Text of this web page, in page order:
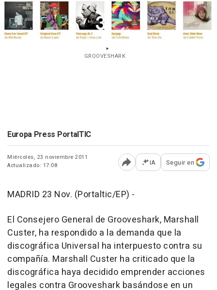
GROOVESHARK
Europa Press PortalTIC
Miércoles, 23 noviembre 2011
Actualizado: 17:08
Abrir opciones para
IA Seguir en
MADRID 23 Nov. (Portaltic/EP) -
El Consejero General de Grooveshark, Marshall
Custer, ha respondido a la demanda que la
discográfica Universal ha interpuesto contra su
compañía. Marshall Custer ha criticado que la
discográfica haya decidido emprender acciones
legales contra Grooveshark basándose en un